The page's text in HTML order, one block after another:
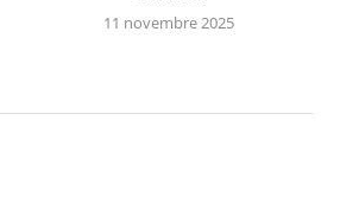
11 novembre 2025